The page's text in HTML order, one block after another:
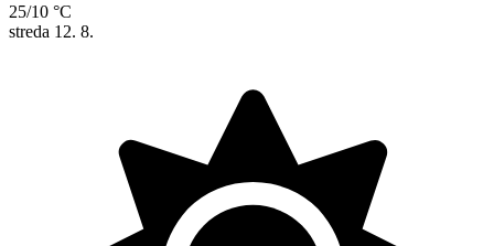
25/10 °C
streda 12. 8.